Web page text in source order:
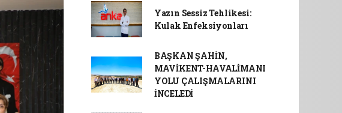
Yazın Sessiz Tehlikesi:
Kulak Enfeksiyonları
BAŞKAN ŞAHİN,
MAVİKENT-HAVALİMANI
YOLU ÇALIŞMALARINI
İNCELEDİ